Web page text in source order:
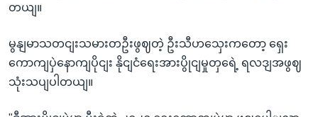
တယျ။
မွနျမာသတငျးသမားတဦးဖွဈတဲ့ ဦးသီဟသှေးကတော့ ရှေး
ကောကျပှဲနောကျပိုငျး နိုငျငံရေးအားပွိုငျမှုတှရေဲ့ ရလဒျအဖွဈ
သုံးသပျပါတယျ။